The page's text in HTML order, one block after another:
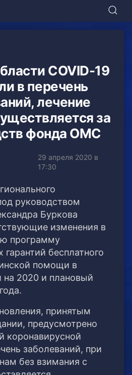
COVID-19
в перечень
лечение
за
фонда ОМС
29 апреля 2020 в
17:30
руководством
Буркова
изменения в
программу
гарантий бесплатного
помощи в
2020 и плановый
принятым
предусмотрено
коронавирусной
заболеваний, при
без взимания с